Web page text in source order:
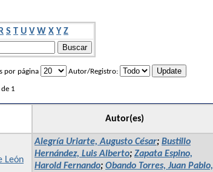
S T U V W X Y Z
por página Autor/Registro:
1
Autor(es)
León
Alegría Uriarte, Augusto César; Bustillo
Hernández, Luis Alberto; Zapata Espino,
Harold Fernando; Obando Torres, Juan Pablo,